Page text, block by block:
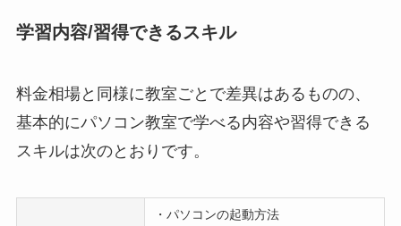
学習内容/習得できるスキル
料金相場と同様に教室ごとで差異はあるものの、
基本的にパソコン教室で学べる内容や習得できる
スキルは次のとおりです。
・パソコンの起動方法